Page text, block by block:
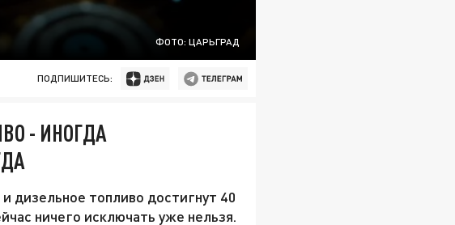
ФОТО: ЦАРЬГРАД
ПОДПИШИТЕСЬ:
- ИНОГДА
дизельное топливо достигнут 40
ничего исключать уже нельзя.